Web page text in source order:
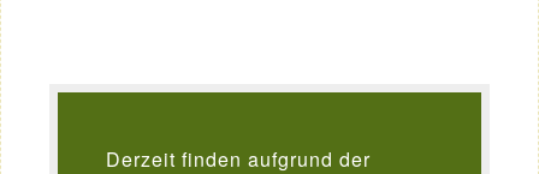
Derzeit finden aufgrund der